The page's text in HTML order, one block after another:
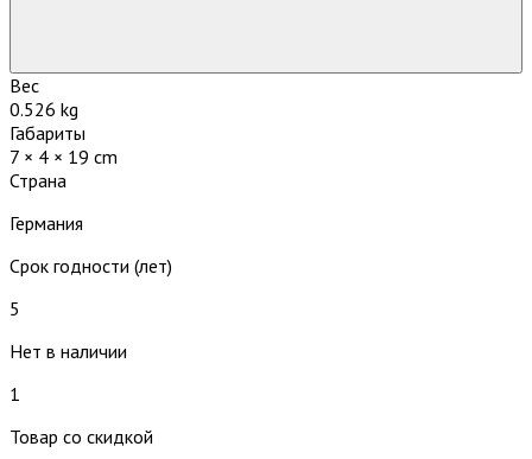
Вес
0.526 kg
Габариты
7 × 4 × 19 cm
Страна
Германия
Срок годности (лет)
5
Нет в наличии
1
Товар со скидкой